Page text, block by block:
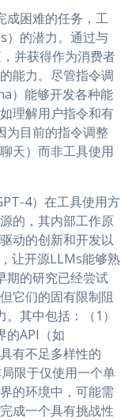
成困难的任务，工
）的潜力。通过与
并获得作为消费者
能力。尽管指令调
）能够开发各种能
理解用户指令和有
为目前的指令调整
天）而非工具使用
4）在工具使用方
的，其内部工作原
动的创新和开发以
让开源LLMs能够熟
期的研究已经尝试
它们的固有限制阻
其中包括：（1）
的API（如
有不足多样性的
限于仅使用一个单
的环境中，可能需
成一个具有挑战性